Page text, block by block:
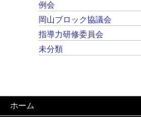
例会
岡山ブロック協議会
指導力研修委員会
未分類
ホーム